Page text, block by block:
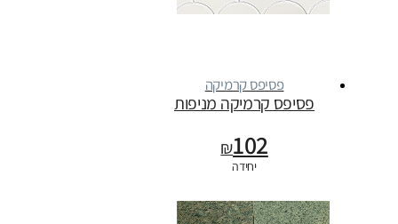
פסיפס קרמיקה
פסיפס קרמיקה מניפות
₪102
יחידה